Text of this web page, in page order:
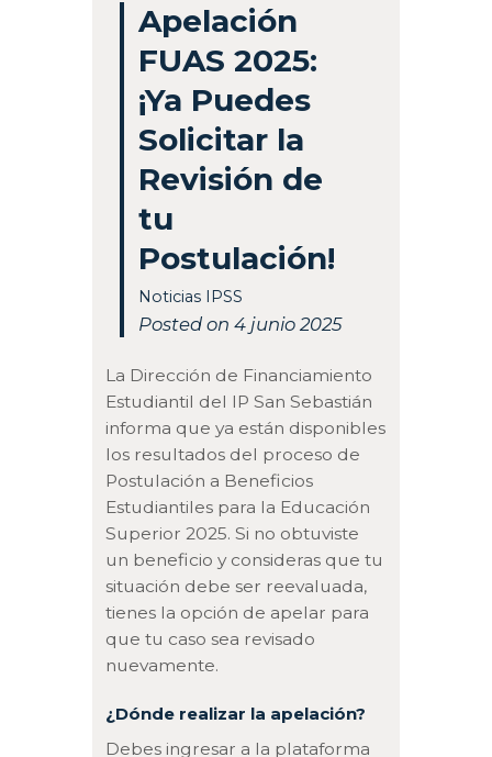
Apelación
FUAS 2025:
¡Ya Puedes
Solicitar la
Revisión de
tu
Postulación!
Noticias IPSS
Posted on 4 junio 2025
La Dirección de Financiamiento
Estudiantil del IP San Sebastián
informa que ya están disponibles
los resultados del proceso de
Postulación a Beneficios
Estudiantiles para la Educación
Superior 2025. Si no obtuviste
un beneficio y consideras que tu
situación debe ser reevaluada,
tienes la opción de apelar para
que tu caso sea revisado
nuevamente.
¿Dónde realizar la apelación?
Debes ingresar a la plataforma